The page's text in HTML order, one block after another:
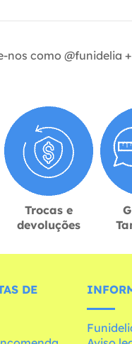
nos como @funidelia +
Trocas e
devoluções
DE